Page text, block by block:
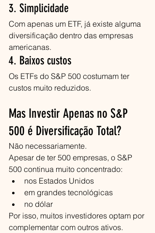
3. Simplicidade
Com apenas um ETF, já existe alguma
diversificação dentro das empresas
americanas.
4. Baixos custos
Os ETFs do S&P 500 costumam ter
custos muito reduzidos.
Mas Investir Apenas no S&P
500 é Diversificação Total?
Não necessariamente.
Apesar de ter 500 empresas, o S&P
500 continua muito concentrado:
nos Estados Unidos
em grandes tecnológicas
no dólar
Por isso, muitos investidores optam por
complementar com outros ativos.